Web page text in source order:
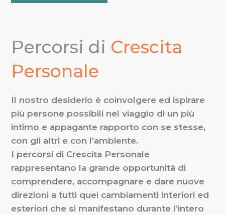
Percorsi di Crescita
Personale
Il nostro desiderio è coinvolgere ed ispirare
più persone possibili nel viaggio di un più
intimo e appagante rapporto con se stesse,
con gli altri e con l’ambiente.
I percorsi di Crescita Personale
rappresentano la grande opportunità di
comprendere, accompagnare e dare nuove
direzioni a tutti quei cambiamenti interiori ed
esteriori che si manifestano durante l’intero